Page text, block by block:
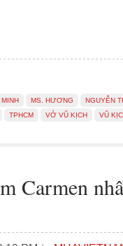
MS. HƯƠNG
NGUYỄN
TPHCM VỞ VŨ KỊCH VŨ
Carmen